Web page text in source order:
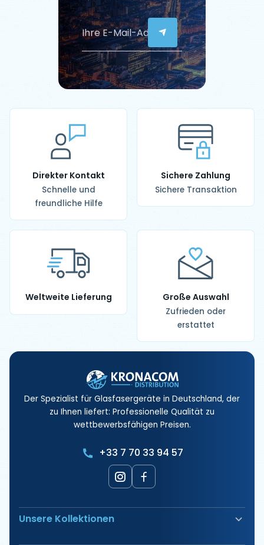
Direkter Kontakt
Schnelle und
freundliche Hilfe
Sichere Zahlung
Sichere Transaktion
Weltweite Lieferung Große Auswahl
Zufrieden oder
erstattet
Der Spezialist für Glasfasergeräte in Deutschland, der
zu Ihnen liefert: Professionelle Qualität zu
wettbewerbsfähigen Preisen.
+33 7 70 33 94 57
Unsere Kollektionen